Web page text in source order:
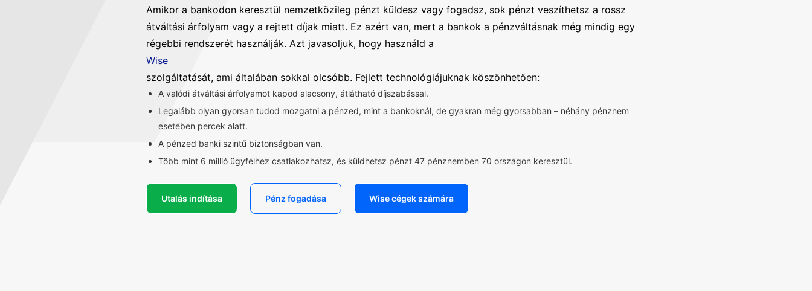
Amikor a bankodon keresztül nemzetközileg pénzt küldesz vagy fogadsz, sok pénzt veszíthetsz a rossz
átváltási árfolyam vagy a rejtett díjak miatt. Ez azért van, mert a bankok a pénzváltásnak még mindig egy
régebbi rendszerét használják. Azt javasoljuk, hogy használd a
Wise
szolgáltatását, ami általában sokkal olcsóbb. Fejlett technológiájuknak köszönhetően:
A valódi átváltási árfolyamot kapod alacsony, átlátható díjszabással.
Legalább olyan gyorsan tudod mozgatni a pénzed, mint a bankoknál, de gyakran még gyorsabban – néhány pénznem
esetében percek alatt.
A pénzed banki szintű biztonságban van.
Több mint 6 millió ügyfélhez csatlakozhatsz, és küldhetsz pénzt 47 pénznemben 70 országon keresztül.
Utalás indítása Pénz fogadása Wise cégek számára